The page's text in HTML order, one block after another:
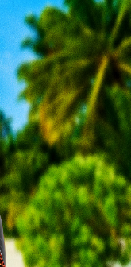
L M
3 4
10 11
17 18
24 25
31
« Juil